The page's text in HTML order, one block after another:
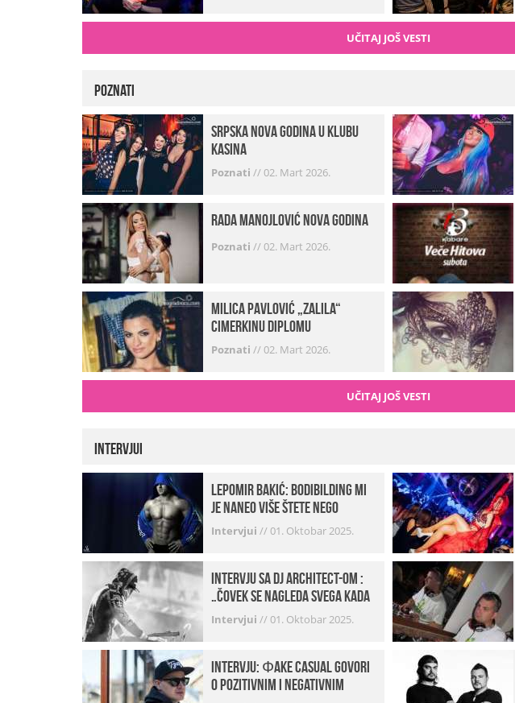
UČITAJ JOŠ VESTI
Poznati
Srpska Nova godina u klubu
Kasina
Poznati //02. Mart 2026.
Rada Manojlović Nova godina
Poznati //02. Mart 2026.
Milica Pavlović „zalila“
cimerkinu diplomu
Poznati //02. Mart 2026.
UČITAJ JOŠ VESTI
Intervjui
Lepomir Bakić: Bodibilding mi
je naneo više štete nego
koristi!
Intervjui //01. Oktobar 2025.
Intervju sa DJ Architect-om :
„Čovek se nagleda svega kada
je noćni život u pitanju. U
klubovima najmanje vidim
Intervjui //01. Oktobar 2025.
INTERVJU: Фake Casual govori
o pozitivnim i negativnim